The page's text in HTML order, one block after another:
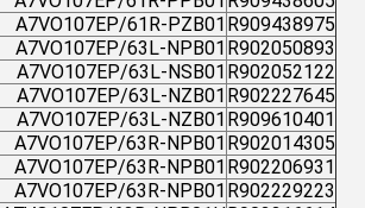
R909438975
A7VO107EP/61R-PZB01
R902050893
A7VO107EP/63L-NPB01
R902052122
A7VO107EP/63L-NSB01
R902227645
A7VO107EP/63L-NZB01
R909610401
A7VO107EP/63L-NZB01
R902014305
A7VO107EP/63R-NPB01
R902206931
A7VO107EP/63R-NPB01
R902229223
A7VO107EP/63R-NPB01